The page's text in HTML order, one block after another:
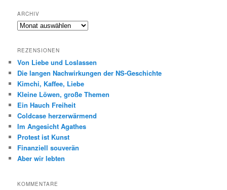
ARCHIV
Archiv
REZENSIONEN
Von Liebe und Loslassen
Die langen Nachwirkungen der NS-Geschichte
Kimchi, Kaffee, Liebe
Kleine Löwen, große Themen
Ein Hauch Freiheit
Coldcase herzerwärmend
Im Angesicht Agathes
Protest ist Kunst
Finanziell souverän
Aber wir lebten
KOMMENTARE